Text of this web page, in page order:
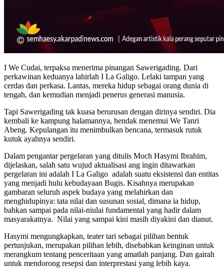
I We Cudai, terpaksa menerima pinangan Sawerigading. Dari
perkawinan keduanya lahirlah I La Galigo. Lelaki tampan yang
cerdas dan perkasa. Lantas, mereka hidup sebagai orang dunia di
tengah, dan kemudian menjadi penerus generasi manusia.
Tapi Sawerigading tak kuasa berurusan dengan dirinya sendiri. Dia
kembali ke kampung halamannya, hendak menemui We Tanri
Abeng. Kepulangan itu menimbulkan bencana, termasuk rutuk
kutuk ayahnya sendiri.
Dalam pengantar pergelaran yang ditulis Moch Hasymi Ibrahim,
dijelaskan, salah satu wujud aktualisasi ang ingin ditawarkan
pergelaran ini adalah I La Galigo adalah suatu eksistensi dan entitas
yang menjadi hulu kebudayaan Bugis. Kisahnya merupakan
gambaran seluruh aspek budaya yang melahirkan dan
menghidupinya: tata nilai dan susunan sosial, dimana ia hidup,
bahkan sampai pada nilai-niulai fundamental yang hadir dalam
masyarakatnya. Nilai yang sampai kini masih diyakini dan dianut.
Hasymi mengungkapkan, teater tari sebagai pilihan bentuk
pertunjukan, merupakan pilihan lebih, disebabkan keinginan untuk
merangkum tentang penceritaan yang amatlah panjang. Dan gairah
untuk mendorong resepsi dan interprestasi yang lebih kaya.